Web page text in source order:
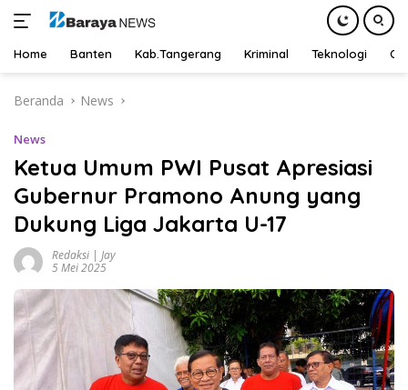
Home Banten Kab.Tangerang Kriminal Teknologi
Beranda News
News
Ketua Umum PWI Pusat Apresiasi
Gubernur Pramono Anung yang
Dukung Liga Jakarta U-17
Redaksi | Jay
5 Mei 2025